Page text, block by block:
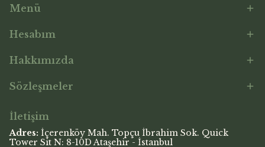
Menü
Hesabım
Hakkımızda
Sözleşmeler
İletişim
Adres: İçerenköy Mah. Topçu İbrahim Sok. Quick
Tower Sit N: 8-10D Ataşehir - İstanbul